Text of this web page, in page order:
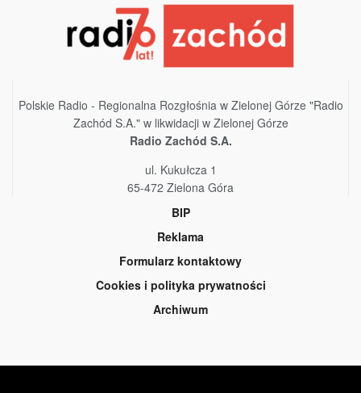
Polskie Radio - Regionalna Rozgłośnia w Zielonej Górze "Radio
Zachód S.A." w likwidacji w Zielonej Górze
Radio Zachód S.A.
ul. Kukułcza 1
65-472 Zielona Góra
BIP
Reklama
Formularz kontaktowy
Cookies i polityka prywatności
Archiwum